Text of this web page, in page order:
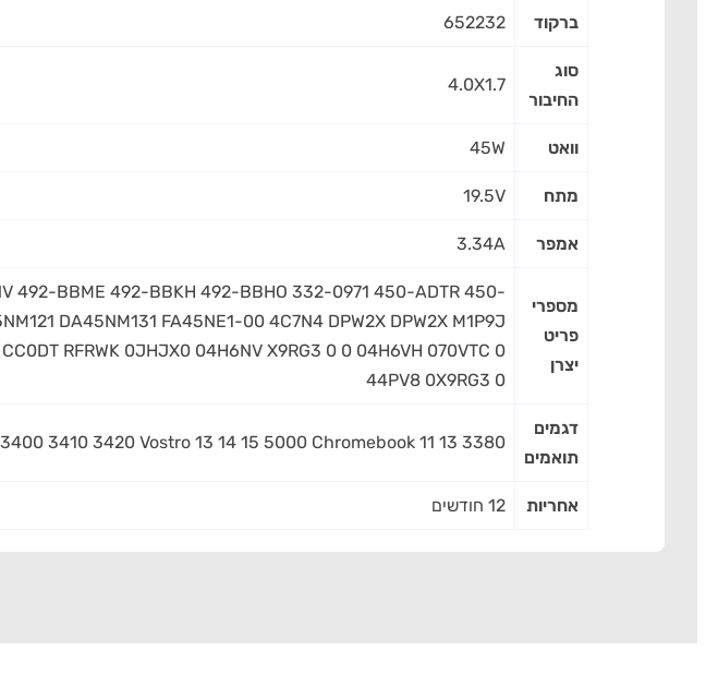
ברקוד 652232
סוג
החיבור
4.0X1.7
וואט 45W
מתח 19.5V
אמפר 3.34A
מספרי
פריט
יצרן
492-BBME 492-BBKH 492-BBHO 332-0971 450-ADTR 450-
DA45NM131 FA45NE1-00 4C7N4 DPW2X DPW2X M1P9J
RFRWK 0JHJX0 04H6NV X9RG3 0 0 04H6VH 070VTC 0
44PV8 0X9RG3 0
דגמים
תואמים
3410 3420 Vostro 13 14 15 5000 Chromebook 11 13 3380
אחריות 12 חודשים